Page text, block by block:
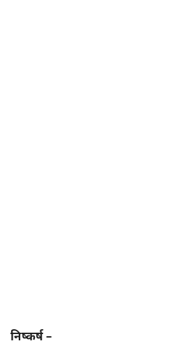
निष्कर्ष –